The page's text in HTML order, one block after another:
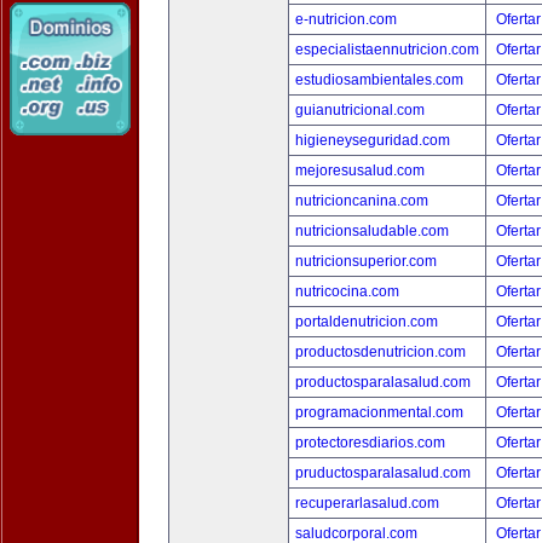
e-nutricion.com
especialistaennutricion.com
estudiosambientales.com
guianutricional.com
higieneyseguridad.com
mejoresusalud.com
nutricioncanina.com
nutricionsaludable.com
nutricionsuperior.com
nutricocina.com
portaldenutricion.com
productosdenutricion.com
productosparalasalud.com
programacionmental.com
protectoresdiarios.com
pruductosparalasalud.com
recuperarlasalud.com
saludcorporal.com